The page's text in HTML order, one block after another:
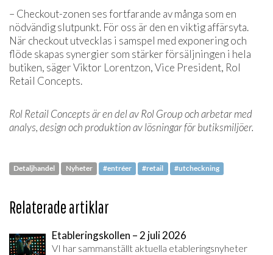
– Checkout-zonen ses fortfarande av många som en
nödvändig slutpunkt. För oss är den en viktig affärsyta.
När checkout utvecklas i samspel med exponering och
flöde skapas synergier som stärker försäljningen i hela
butiken, säger Viktor Lorentzon, Vice President, Rol
Retail Concepts.
Rol Retail Concepts är en del av Rol Group och arbetar med
analys, design och produktion av lösningar för butiksmiljöer.
Detaljhandel Nyheter #entréer #retail #utcheckning
Relaterade artiklar
Etableringskollen – 2 juli 2026
VI har sammanställt aktuella etableringsnyheter